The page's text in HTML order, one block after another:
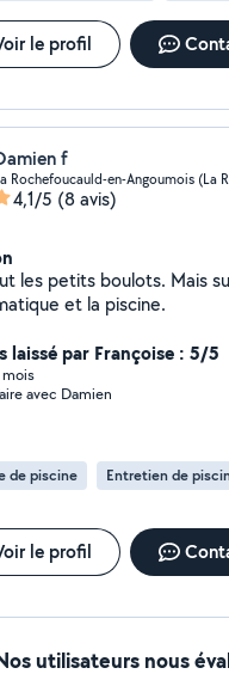
le profil
f
Rochefoucauld-en-Angoumois (La
4,1/5 (8 avis)
les petits boulots. Mais
et la piscine.
laissé par Françoise : 5/5
mois
avec Damien
de piscine Entretien de
le profil
utilisateurs nous